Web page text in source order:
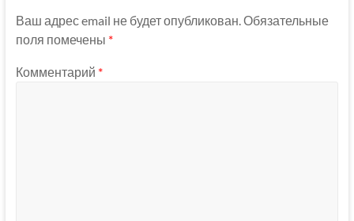
Ваш адрес email не будет опубликован. Обязательные
поля помечены *
Комментарий *